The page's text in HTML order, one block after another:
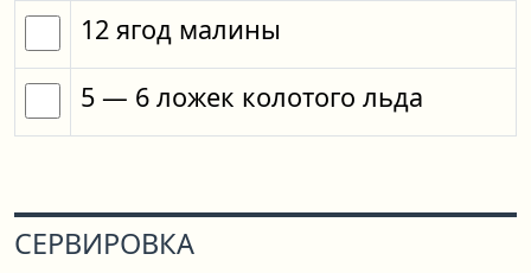
12 ягод малины
5 — 6 ложек колотого льда
СЕРВИРОВКА